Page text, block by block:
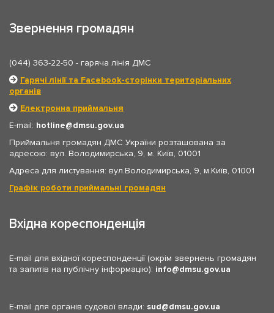
Звернення громадян
(044) 363-22-50 - гаряча лінія ДМС
Гарячі лінії та Facebook-сторінки територіальних
органів
Електронна приймальня
E-mail: hotline
dmsu.gov.ua
Приймальня громадян ДМС України розташована за
адресою: вул. Володимирська, 9, м. Київ, 01001
Адреса для листування: вул.Володимирська, 9, м.Київ, 01001
Графік роботи приймальні громадян
Вхідна кореспонденція
E-mail для вхідної кореспонденції (окрім звернень громадян
та запитів на публічну інформацію): info dmsu.gov.ua
E-mail для органів судової влади: sud dmsu.gov.ua